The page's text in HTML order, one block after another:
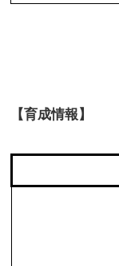
【育成情報】